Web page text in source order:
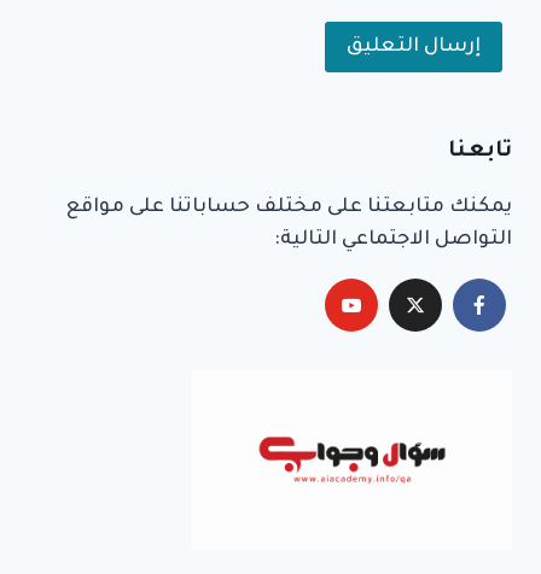
تابعنا
يمكنك متابعتنا على مختلف حساباتنا على مواقع
التواصل الاجتماعي التالية: